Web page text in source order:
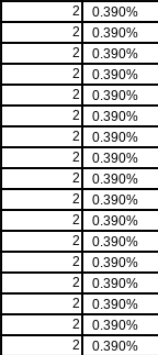
2
0.390%
2
0.390%
2
0.390%
2
0.390%
2
0.390%
2
0.390%
2
0.390%
2
0.390%
2
0.390%
2
0.390%
2
0.390%
2
0.390%
2
0.390%
2
0.390%
2
0.390%
2
0.390%
2
0.390%